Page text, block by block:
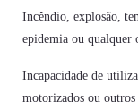
Incêndio, explosão,
epidemia ou qualquer
Incapacidade de
motorizados ou